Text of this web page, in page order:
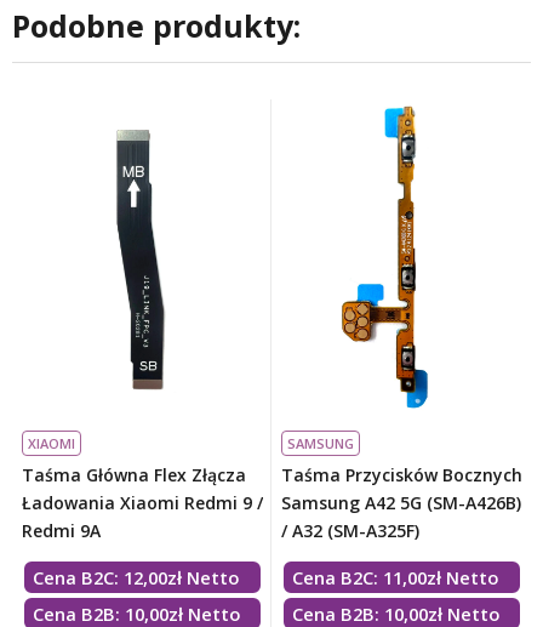
Podobne produkty:
XIAOMI
Taśma Główna Flex Złącza
Ładowania Xiaomi Redmi 9 /
Redmi 9A
Cena B2C: 12,00zł Netto
Cena B2B: 10,00zł Netto
SAMSUNG
Taśma Przycisków Bocznych
Samsung A42 5G (SM-A426B)
/ A32 (SM-A325F)
Cena B2C: 11,00zł Netto
Cena B2B: 10,00zł Netto